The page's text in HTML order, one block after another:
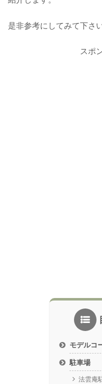
是非参考にしてみて下さ
スポ
モデルコ
駐車場
法雲庵